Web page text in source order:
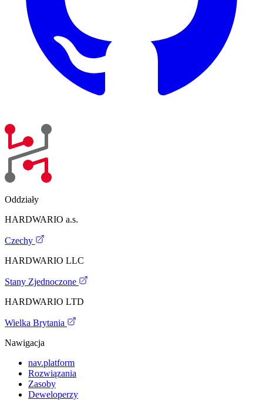
Oddziały
HARDWARIO a.s.
Czechy
HARDWARIO LLC
Stany Zjednoczone
HARDWARIO LTD
Wielka Brytania
Nawigacja
nav.platform
Rozwiązania
Zasoby
Deweloperzy